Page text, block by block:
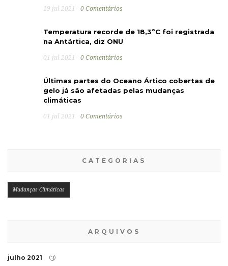
19 jul 2021 0 Comentários
Temperatura recorde de 18,3ºC foi registrada
na Antártica, diz ONU
01 jul 2021 0 Comentários
Últimas partes do Oceano Ártico cobertas de
gelo já são afetadas pelas mudanças
climáticas
01 jul 2021 0 Comentários
CATEGORIAS
Mudanças Climáticas
ARQUIVOS
julho 2021 (3)